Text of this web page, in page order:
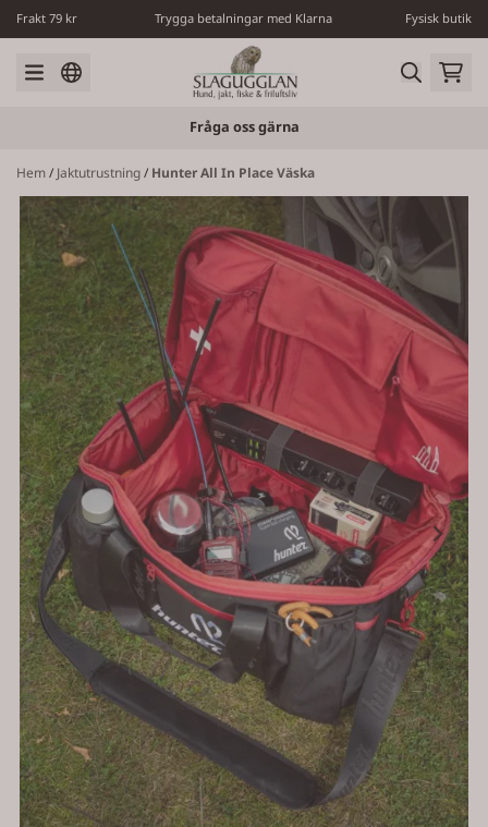
Hoppa till innehåll
Frakt 79 kr Trygga betalningar med Klarna Fysisk butik
Fråga oss gärna
Hem/ Jaktutrustning/ Hunter All In Place Väska